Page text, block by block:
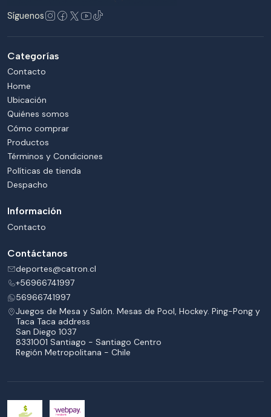
Síguenos
Categorías
Contacto
Home
Ubicación
Quiénes somos
Cómo comprar
Productos
Términos y Condiciones
Políticas de tienda
Despacho
Información
Contacto
Contáctanos
deportes@catron.cl
+56966741997
56966741997
Juegos de Mesa y Salón. Mesas de Pool, Hockey. Ping-Pong y
Taca Taca address
San Diego 1037
8331001 Santiago - Santiago Centro
Región Metropolitana - Chile